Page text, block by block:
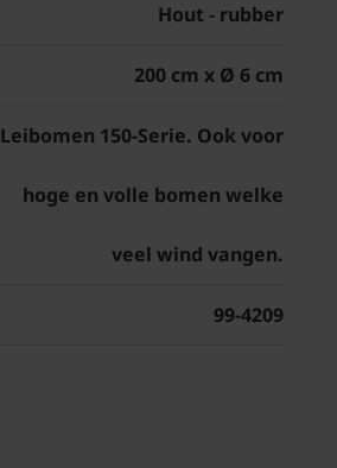
Hout - rubber
200 cm x Ø 6 cm
Leibomen 150-Serie. Ook voor
hoge en volle bomen welke
veel wind vangen.
99-4209